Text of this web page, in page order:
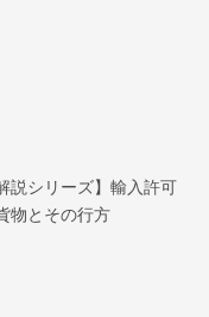
説シリーズ】輸入許可
物とその行方